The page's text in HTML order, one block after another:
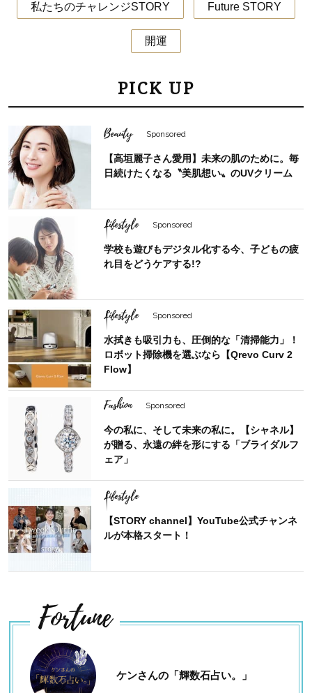
私たちのチャレンジSTORY Future STORY
開運
PICK UP
Beauty Sponsored
【高垣麗子さん愛用】未来の肌のために。毎
日続けたくなる〝美肌想い〟のUVクリーム
Lifestyle Sponsored
学校も遊びもデジタル化する今、子どもの疲
れ目をどうケアする!?
Lifestyle Sponsored
水拭きも吸引力も、圧倒的な「清掃能力」！
ロボット掃除機を選ぶなら【Qrevo Curv 2
Flow】
Fashion Sponsored
今の私に、そして未来の私に。【シャネル】
が贈る、永遠の絆を形にする「ブライダルフ
ェア」
Lifestyle
【STORY channel】YouTube公式チャンネ
ルが本格スタート！
Fortune
ケンさんの「輝数石占い。」